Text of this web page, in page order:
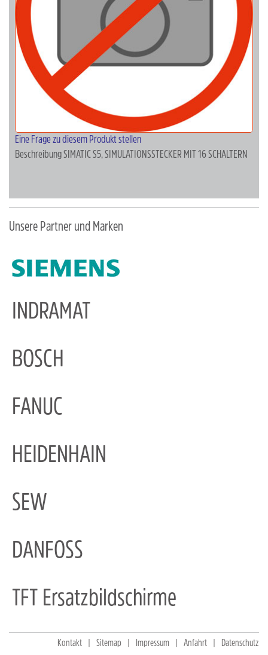
Eine Frage zu diesem Produkt stellen
BeschreibungSIMATIC S5, SIMULATIONSSTECKER MIT 16 SCHALTERN
Unsere Partner und Marken
INDRAMAT
BOSCH
FANUC
HEIDENHAIN
SEW
DANFOSS
TFT Ersatzbildschirme
Kontakt Sitemap Impressum Anfahrt Datenschutz